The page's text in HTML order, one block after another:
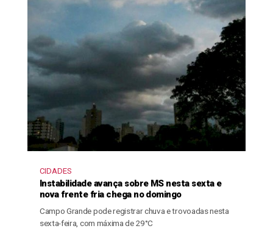
CIDADES
Instabilidade avança sobre MS nesta sexta e
nova frente fria chega no domingo
Campo Grande pode registrar chuva e trovoadas nesta
sexta-feira, com máxima de 29°C